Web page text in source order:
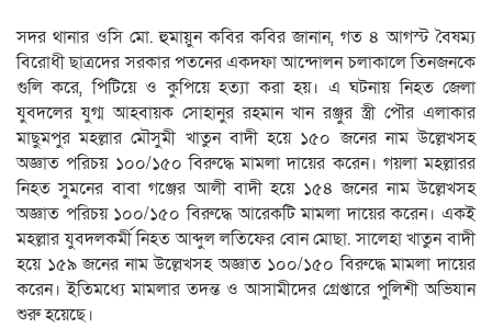
সদর থানার ওসি মো. হুমায়ুন কবির কবির জানান, গত ৪ আগস্ট বৈষম্য
বিরোধী ছাত্রদের সরকার পতনের একদফা আন্দোলন চলাকালে তিনজনকে
গুলি করে, পিটিয়ে ও কুপিয়ে হত্যা করা হয়। এ ঘটনায় নিহত জেলা
যুবদলের যুগ্ম আহবায়ক সোহানুর রহমান খান রঞ্জুর স্ত্রী পৌর এলাকার
মাছুমপুর মহল্লার মৌসুমী খাতুন বাদী হয়ে ১৫০ জনের নাম উল্লেখসহ
অজ্ঞাত পরিচয় ১০০/১৫০ বিরুদ্ধে মামলা দায়ের করেন। গয়লা মহল্লারর
নিহত সুমনের বাবা গঞ্জের আলী বাদী হয়ে ১৫৪ জনের নাম উল্লেখসহ
অজ্ঞাত পরিচয় ১০০/১৫০ বিরুদ্ধে আরেকটি মামলা দায়ের করেন। একই
মহল্লার যুবদলকর্মী নিহত আব্দুল লতিফের বোন মোছা. সালেহা খাতুন বাদী
হয়ে ১৫৯ জনের নাম উল্লেখসহ অজ্ঞাত ১০০/১৫০ বিরুদ্ধে মামলা দায়ের
করেন। ইতিমধ্যে মামলার তদন্ত ও আসামীদের গ্রেপ্তারে পুলিশী অভিযান
শুরু হয়েছে।